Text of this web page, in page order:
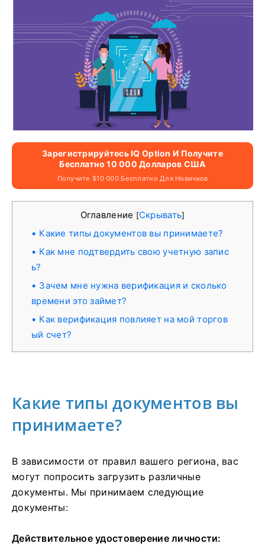
Зарегистрируйтесь IQ Option И Получите
Бесплатно 10 000 Долларов США
Получите $10 000 Бесплатно Для Новичков
Оглавление [Скрывать]
Какие типы документов вы принимаете?
Как мне подтвердить свою учетную запис
ь?
Зачем мне нужна верификация и сколько
времени это займет?
Как верификация повлияет на мой торгов
ый счет?
Какие типы документов вы
принимаете?
В зависимости от правил вашего региона, вас
могут попросить загрузить различные
документы. Мы принимаем следующие
документы:
Действительное удостоверение личности: